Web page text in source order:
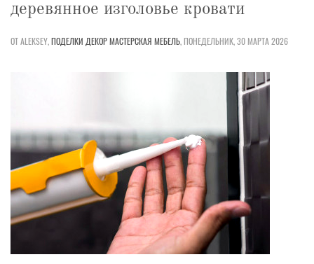
деревянное изголовье кровати
ОТ ALEKSEY,ПОДЕЛКИ ДЕКОРМАСТЕРСКАЯ МЕБЕЛЬ,ПОНЕДЕЛЬНИК, 30 МАРТА 2026